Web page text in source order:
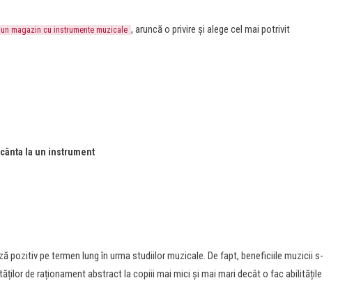
un magazin cu instrumente muzicale , aruncă o privire și alege cel mai potrivit
la un instrument
pozitiv pe termen lung în urma studiilor muzicale. De fapt, beneficiile muzicii s-
de raționament abstract la copiii mai mici și mai mari decât o fac abilitățile